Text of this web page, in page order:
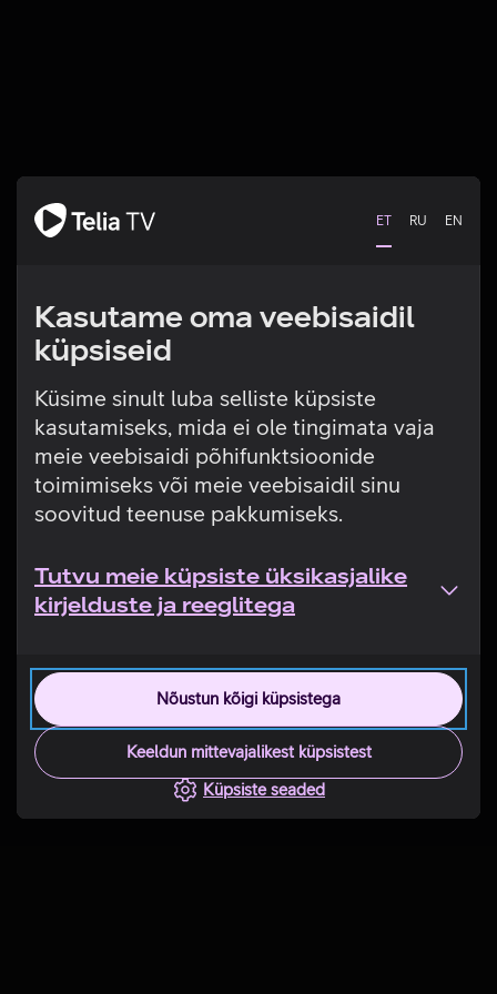
ET RU EN
Kasutame oma veebisaidil
küpsiseid
Küsime sinult luba selliste küpsiste
kasutamiseks, mida ei ole tingimata vaja
meie veebisaidi põhifunktsioonide
toimimiseks või meie veebisaidil sinu
soovitud teenuse pakkumiseks.
Tutvu meie küpsiste üksikasjalike
kirjelduste ja reeglitega
Nõustun kõigi küpsistega
Keeldun mittevajalikest küpsistest
Küpsiste seaded
Tehniline viga